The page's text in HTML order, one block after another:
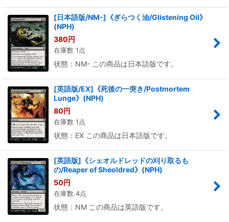
[日本語版/NM-]《ぎらつく油/Glistening Oil》
(NPH)
380円
在庫数 1点
状態：NM- この商品は日本語版です。
[英語版/EX]《死後の一突き/Postmortem
Lunge》(NPH)
80円
在庫数 1点
状態：EX この商品は日本語版です。
[英語版]《シェオルドレッドの刈り取るも
の/Reaper of Sheoldred》(NPH)
50円
在庫数 4点
状態：NM この商品は英語版です。